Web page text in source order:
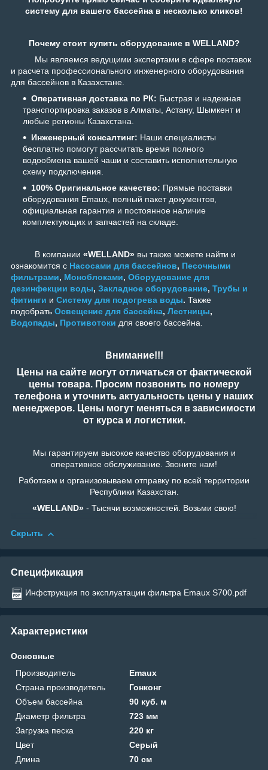
систему для вашего бассейна в несколько кликов!
Почему стоит купить оборудование в WELLAND?
Мы являемся ведущими экспертами в сфере поставок
и расчета профессионального инженерного оборудования
для бассейнов в Казахстане.
Оперативная доставка по РК: Быстрая и надежная
транспортировка заказов в Алматы, Астану, Шымкент и
любые регионы Казахстана.
Инженерный консалтинг: Наши специалисты
бесплатно помогут рассчитать время полного
водообмена вашей чаши и составить исполнительную
схему подключения.
100% Оригинальное качество: Прямые поставки
оборудования Emaux, полный пакет документов,
официальная гарантия и постоянное наличие
комплектующих и запчастей на складе.
В компании «WELLAND» вы также можете найти и
ознакомится с Насосами для бассейнов, Песочными
фильтрами, Моноблоками, Оборудование для
дезинфекции воды, Закладное оборудование, Трубы и
фитинги и Систему для подогрева воды. Также
подобрать Освещение для бассейна, Лестницы,
Водопады, Противотоки для своего бассейна.
Внимание!!!
Цены на сайте могут отличаться от фактической
цены товара. Просим позвонить по номеру
телефона и уточнить актуальность цены у наших
менеджеров. Цены могут меняться в зависимости
от курса и логистики.
Мы гарантируем высокое качество оборудования и
оперативное обслуживание. Звоните нам!
Работаем и организовываем отправку по всей территории
Республики Казахстан.
«WELLAND»- Тысячи возможностей. Возьми свою!
Скрыть
Спецификация
Инфструкция по эксплуатации фильтра Emaux S700.pdf
Характеристики
Основные
Производитель
Emaux
Страна производитель
Гонконг
Объем бассейна
90 куб. м
Диаметр фильтра
723 мм
Загрузка песка
220 кг
Цвет
Серый
Длина
70 см